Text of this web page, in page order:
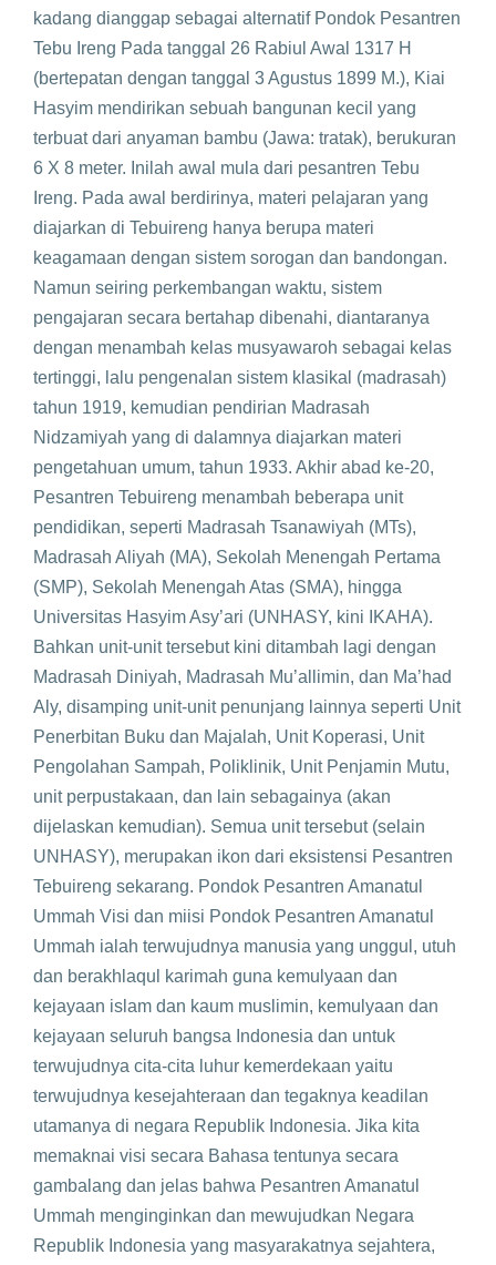
kadang dianggap sebagai alternatif Pondok Pesantren
Tebu Ireng Pada tanggal 26 Rabiul Awal 1317 H
(bertepatan dengan tanggal 3 Agustus 1899 M.), Kiai
Hasyim mendirikan sebuah bangunan kecil yang
terbuat dari anyaman bambu (Jawa: tratak), berukuran
6 X 8 meter. Inilah awal mula dari pesantren Tebu
Ireng. Pada awal berdirinya, materi pelajaran yang
diajarkan di Tebuireng hanya berupa materi
keagamaan dengan sistem sorogan dan bandongan.
Namun seiring perkembangan waktu, sistem
pengajaran secara bertahap dibenahi, diantaranya
dengan menambah kelas musyawaroh sebagai kelas
tertinggi, lalu pengenalan sistem klasikal (madrasah)
tahun 1919, kemudian pendirian Madrasah
Nidzamiyah yang di dalamnya diajarkan materi
pengetahuan umum, tahun 1933. Akhir abad ke-20,
Pesantren Tebuireng menambah beberapa unit
pendidikan, seperti Madrasah Tsanawiyah (MTs),
Madrasah Aliyah (MA), Sekolah Menengah Pertama
(SMP), Sekolah Menengah Atas (SMA), hingga
Universitas Hasyim Asy’ari (UNHASY, kini IKAHA).
Bahkan unit-unit tersebut kini ditambah lagi dengan
Madrasah Diniyah, Madrasah Mu’allimin, dan Ma’had
Aly, disamping unit-unit penunjang lainnya seperti Unit
Penerbitan Buku dan Majalah, Unit Koperasi, Unit
Pengolahan Sampah, Poliklinik, Unit Penjamin Mutu,
unit perpustakaan, dan lain sebagainya (akan
dijelaskan kemudian). Semua unit tersebut (selain
UNHASY), merupakan ikon dari eksistensi Pesantren
Tebuireng sekarang. Pondok Pesantren Amanatul
Ummah Visi dan miisi Pondok Pesantren Amanatul
Ummah ialah terwujudnya manusia yang unggul, utuh
dan berakhlaqul karimah guna kemulyaan dan
kejayaan islam dan kaum muslimin, kemulyaan dan
kejayaan seluruh bangsa Indonesia dan untuk
terwujudnya cita-cita luhur kemerdekaan yaitu
terwujudnya kesejahteraan dan tegaknya keadilan
utamanya di negara Republik Indonesia. Jika kita
memaknai visi secara Bahasa tentunya secara
gambalang dan jelas bahwa Pesantren Amanatul
Ummah menginginkan dan mewujudkan Negara
Republik Indonesia yang masyarakatnya sejahtera,